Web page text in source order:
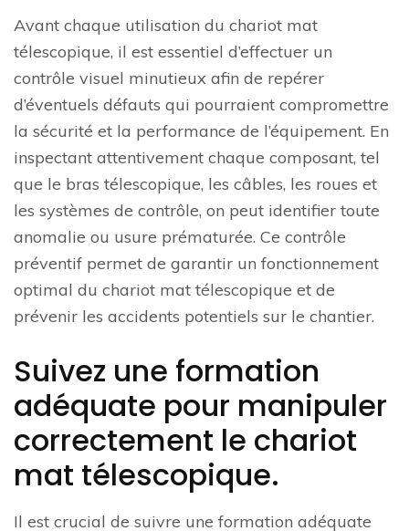
Avant chaque utilisation du chariot mat
télescopique, il est essentiel d’effectuer un
contrôle visuel minutieux afin de repérer
d’éventuels défauts qui pourraient compromettre
la sécurité et la performance de l’équipement. En
inspectant attentivement chaque composant, tel
que le bras télescopique, les câbles, les roues et
les systèmes de contrôle, on peut identifier toute
anomalie ou usure prématurée. Ce contrôle
préventif permet de garantir un fonctionnement
optimal du chariot mat télescopique et de
prévenir les accidents potentiels sur le chantier.
Suivez une formation
adéquate pour manipuler
correctement le chariot
mat télescopique.
Il est crucial de suivre une formation adéquate